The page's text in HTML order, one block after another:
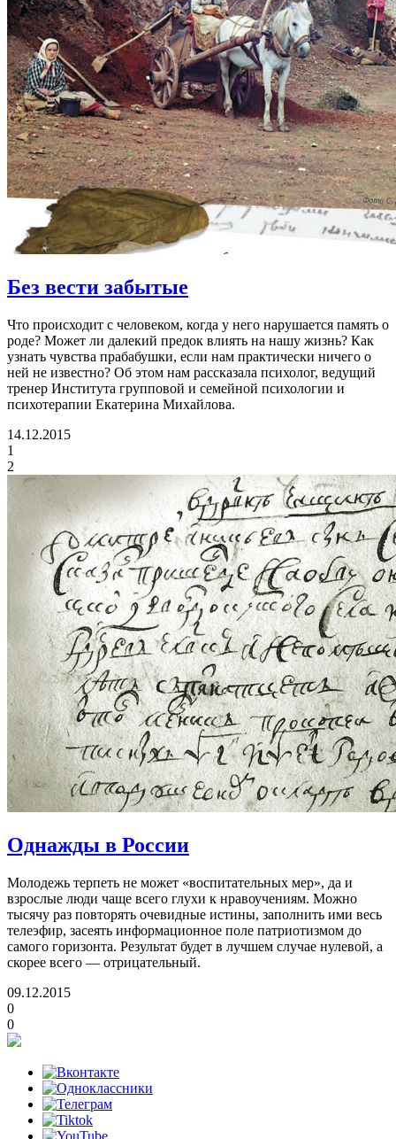
Без вести забытые
Что происходит с человеком, когда у него нарушается память о
роде? Может ли далекий предок влиять на нашу жизнь? Как
узнать чувства прабабушки, если нам практически ничего о
ней не известно? Об этом нам рассказала психолог, ведущий
тренер Института групповой и семейной психологии и
психотерапии Екатерина Михайлова.
14.12.2015
1
2
Однажды в России
Молодежь терпеть не может «воспитательных мер», да и
взрослые люди чаще всего глухи к нравоучениям. Можно
тысячу раз повторять очевидные истины, заполнить ими весь
телеэфир, засеять информационное поле патриотизмом до
самого горизонта. Результат будет в лучшем случае нулевой, а
скорее всего — отрицательный.
09.12.2015
0
0